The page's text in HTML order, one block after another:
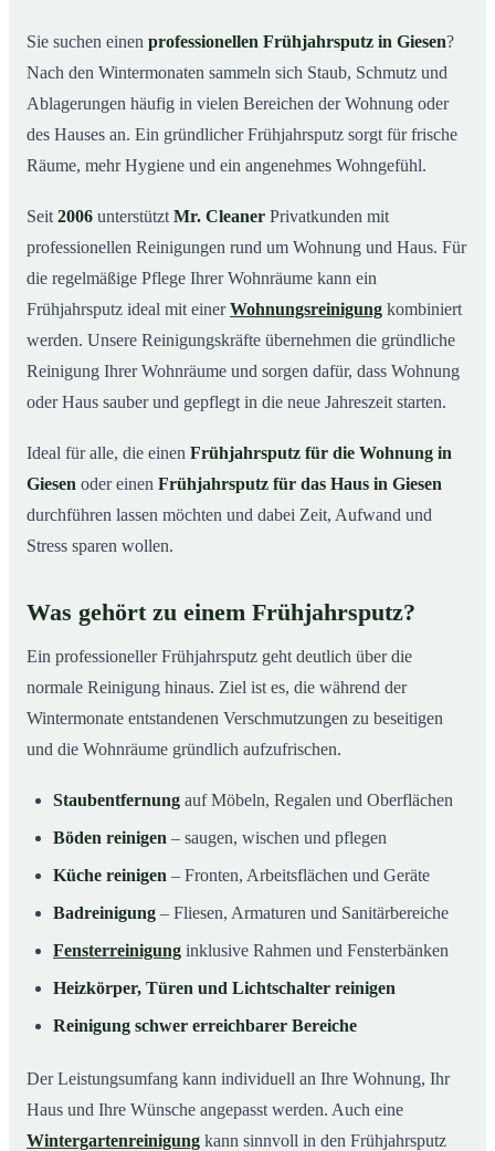
03Was kostet ein Frühjahrsputz in Giesen?
04Warum Mr. Cleaner in Giesen?
05Typische Anlässe für einen Frühjahrsputz
08Frühjahrsputz in Giesen – so arbeiten unsere
Profis
Sie suchen einen professionellen Frühjahrsputz in Giesen?
Nach den Wintermonaten sammeln sich Staub, Schmutz und
Ablagerungen häufig in vielen Bereichen der Wohnung oder
des Hauses an. Ein gründlicher Frühjahrsputz sorgt für frische
Räume, mehr Hygiene und ein angenehmes Wohngefühl.
Seit 2006 unterstützt Mr. Cleaner Privatkunden mit
professionellen Reinigungen rund um Wohnung und Haus. Für
die regelmäßige Pflege Ihrer Wohnräume kann ein
Frühjahrsputz ideal mit einerWohnungsreinigung kombiniert
werden. Unsere Reinigungskräfte übernehmen die gründliche
Reinigung Ihrer Wohnräume und sorgen dafür, dass Wohnung
oder Haus sauber und gepflegt in die neue Jahreszeit starten.
Ideal für alle, die einen Frühjahrsputz für die Wohnung in
Giesen oder einen Frühjahrsputz für das Haus in Giesen
durchführen lassen möchten und dabei Zeit, Aufwand und
Stress sparen wollen.
Was gehört zu einem Frühjahrsputz?
Ein professioneller Frühjahrsputz geht deutlich über die
normale Reinigung hinaus. Ziel ist es, die während der
Wintermonate entstandenen Verschmutzungen zu beseitigen
und die Wohnräume gründlich aufzufrischen.
Staubentfernung auf Möbeln, Regalen und Oberflächen
Böden reinigen – saugen, wischen und pflegen
Küche reinigen – Fronten, Arbeitsflächen und Geräte
Badreinigung – Fliesen, Armaturen und Sanitärbereiche
Fensterreinigung inklusive Rahmen und Fensterbänken
Heizkörper, Türen und Lichtschalter reinigen
Reinigung schwer erreichbarer Bereiche
Der Leistungsumfang kann individuell an Ihre Wohnung, Ihr
Haus und Ihre Wünsche angepasst werden. Auch eine
Wintergartenreinigung kann sinnvoll in den Frühjahrsputz